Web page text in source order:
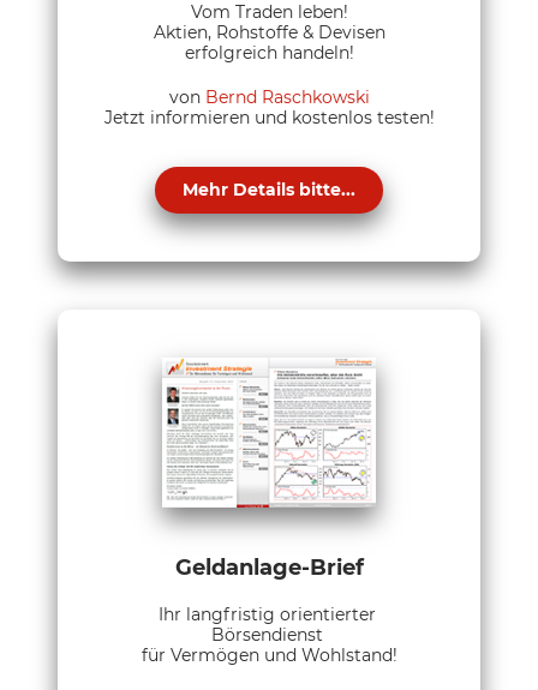
Vom Traden leben!
Aktien, Rohstoffe & Devisen
erfolgreich handeln!
von Bernd Raschkowski
Jetzt informieren und kostenlos testen!
Mehr Details bitte...
Geldanlage-Brief
Ihr langfristig orientierter
Börsendienst
für Vermögen und Wohlstand!